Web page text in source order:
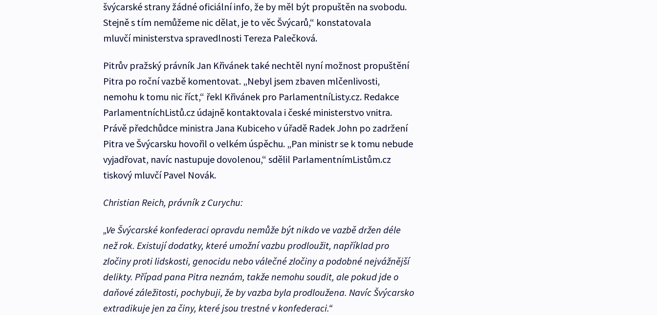
švýcarské strany žádné oficiální info, že by měl být propuštěn na svobodu.
Stejně s tím nemůžeme nic dělat, je to věc Švýcarů,“ konstatovala
mluvčí ministerstva spravedlnosti Tereza Palečková.
Pitrův pražský právník Jan Křivánek také nechtěl nyní možnost propuštění
Pitra po roční vazbě komentovat. „Nebyl jsem zbaven mlčenlivosti,
nemohu k tomu nic říct,“ řekl Křivánek pro ParlamentníListy.cz. Redakce
ParlamentníchListů.cz údajně kontaktovala i české ministerstvo vnitra.
Právě předchůdce ministra Jana Kubiceho v úřadě Radek John po zadržení
Pitra ve Švýcarsku hovořil o velkém úspěchu. „Pan ministr se k tomu nebude
vyjadřovat, navíc nastupuje dovolenou,“ sdělil ParlamentnímListům.cz
tiskový mluvčí Pavel Novák.
Christian Reich, právník z Curychu:
„Ve Švýcarské konfederaci opravdu nemůže být nikdo ve vazbě držen déle
než rok. Existují dodatky, které umožní vazbu prodloužit, například pro
zločiny proti lidskosti, genocidu nebo válečné zločiny a podobné nejvážnější
delikty. Případ pana Pitra neznám, takže nemohu soudit, ale pokud jde o
daňové záležitosti, pochybuji, že by vazba byla prodloužena. Navíc Švýcarsko
extradikuje jen za činy, které jsou trestné v konfederaci.“